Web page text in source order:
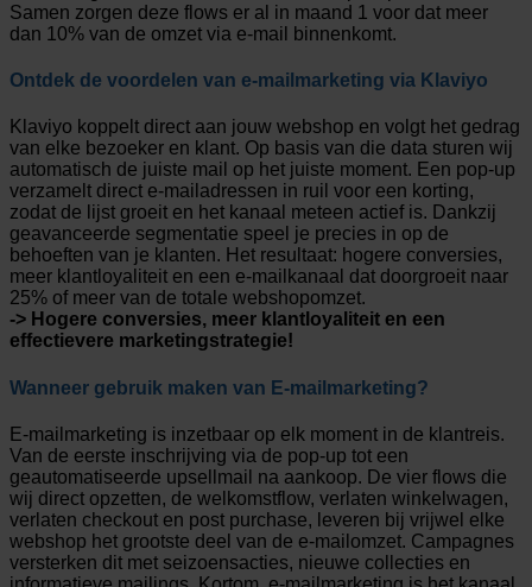
Samen zorgen deze flows er al in maand 1 voor dat meer
dan 10% van de omzet via e-mail binnenkomt.
Ontdek de voordelen van e-mailmarketing via Klaviyo
Klaviyo koppelt direct aan jouw webshop en volgt het gedrag
van elke bezoeker en klant. Op basis van die data sturen wij
automatisch de juiste mail op het juiste moment. Een pop-up
verzamelt direct e-mailadressen in ruil voor een korting,
zodat de lijst groeit en het kanaal meteen actief is. Dankzij
geavanceerde segmentatie speel je precies in op de
behoeften van je klanten. Het resultaat: hogere conversies,
meer klantloyaliteit en een e-mailkanaal dat doorgroeit naar
25% of meer van de totale webshopomzet.
-> Hogere conversies, meer klantloyaliteit en een
effectievere marketingstrategie!
Wanneer gebruik maken van E-mailmarketing?
E-mailmarketing is inzetbaar op elk moment in de klantreis.
Van de eerste inschrijving via de pop-up tot een
geautomatiseerde upsellmail na aankoop. De vier flows die
wij direct opzetten, de welkomstflow, verlaten winkelwagen,
verlaten checkout en post purchase, leveren bij vrijwel elke
webshop het grootste deel van de e-mailomzet. Campagnes
versterken dit met seizoensacties, nieuwe collecties en